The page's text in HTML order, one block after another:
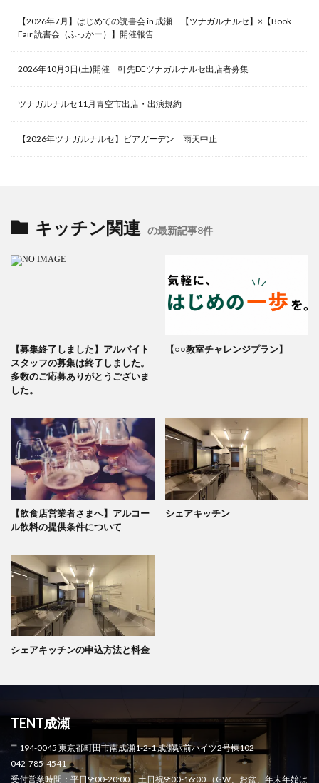
【2026年7月】はじめての読書会 in 成瀬 【ツナガルナルセ】×【Book
Fair 読書会（ふっかー）】開催報告
2026年10月3日(土)開催 軒先DEツナガルナルセ出店者募集
ツナガルナルセ11月青空市出店・出演規約
【2026年ツナガルナルセ】ビアガーデン 雨天中止
キッチン関連 の最新記事8件
【募集終了しました】アルバイト
スタッフの募集は終了しました。
多数のご応募ありがとうございま
した。
【○○教室チャレンジプラン】
【飲食店営業者さまへ】アルコー
ル飲料の提供条件について
シェアキッチン
シェアキッチンの申込方法と料金
TENT成瀬
〒194-0045 東京都町田市南成瀬1-2-1 成瀬駅前ハイツ2号棟102
042-785-4541
受付営業時間：平日9:00-20:00 土日祝9:00-16:00 （GW、お盆、年末年始は